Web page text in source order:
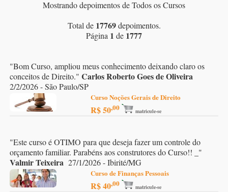
Mostrando depoimentos de Todos os Cursos
Total de 17769depoimentos.
Página 1 de 1777
"Bom Curso, ampliou meus conhecimento deixando claro os
conceitos de Direito." Carlos Roberto Goes de Oliveira
2/2/2026 - São Paulo/SP
Curso Noções Gerais de Direito
R$ 50,00 matricule-se
"Este curso é OTIMO para que deseja fazer um controle do
orçamento familiar. Parabéns aos construtores do Curso!! _ "
Valmir Teixeira 27/1/2026 - Ibirité/MG
Curso de Finanças Pessoais
R$ 40,00 matricule-se